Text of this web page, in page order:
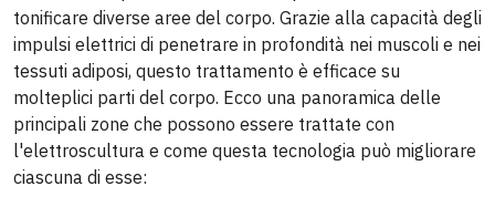
tonificare diverse aree del corpo. Grazie alla capacità degli
impulsi elettrici di penetrare in profondità nei muscoli e nei
tessuti adiposi, questo trattamento è efficace su
molteplici parti del corpo. Ecco una panoramica delle
principali zone che possono essere trattate con
l'elettroscultura e come questa tecnologia può migliorare
ciascuna di esse: